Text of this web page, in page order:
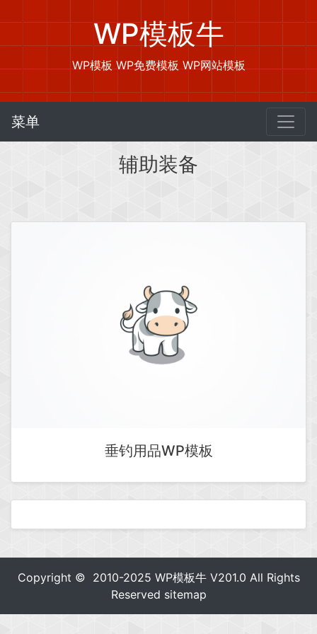
WP模板牛
WP模板 WP免费模板 WP网站模板
菜单
辅助装备
垂钓用品WP模板
Copyright © 2010-2025 WP模板牛V201.0 All Rights
Reserved sitemap